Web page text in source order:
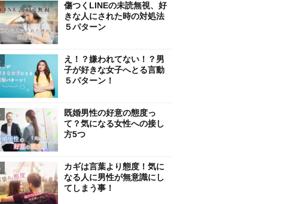
傷つくLINEの未読無視、好
きな人にされた時の対処法
５パターン
え！？嫌われてない！？男
子が好きな女子へとる言動
５パターン！
既婚男性の好意の態度っ
て？気になる女性への接し
方5つ
カギは言葉より態度！気に
なる人に男性が無意識にし
てしまう事！